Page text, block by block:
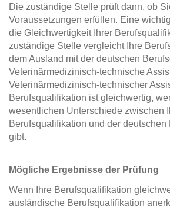
Die zuständige Stelle prüft dann, ob
Voraussetzungen erfüllen. Eine
die Gleichwertigkeit Ihrer
zuständige Stelle vergleicht Ihre
dem Ausland mit der deutschen
Veterinärmedizinisch-technische
Veterinärmedizinisch-technischer
Berufsqualifikation ist gleichwertig,
wesentlichen Unterschiede zwischen
Berufsqualifikation und der
gibt.
Mögliche Ergebnisse der Prüfung
Wenn Ihre Berufsqualifikation
ausländische Berufsqualifikation